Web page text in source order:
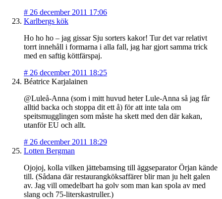
# 26 december 2011 17:06
Karlbergs kök
Ho ho ho – jag gissar Sju sorters kakor! Tur det var relativt
torrt innehåll i formarna i alla fall, jag har gjort samma trick
med en saftig köttfärspaj.
# 26 december 2011 18:25
Béatrice Karjalainen
@Luleå-Anna (som i mitt huvud heter Lule-Anna så jag får
alltid backa och stoppa dit ett å) för att inte tala om
speitsmugglingen som måste ha skett med den där kakan,
utanför EU och allt.
# 26 december 2011 18:29
Lotten Bergman
Ojojoj, kolla vilken jättebamsing till äggseparator Örjan kände
till. (Sådana där restaurangköksaffärer blir man ju helt galen
av. Jag vill omedelbart ha golv som man kan spola av med
slang och 75-literskastruller.)